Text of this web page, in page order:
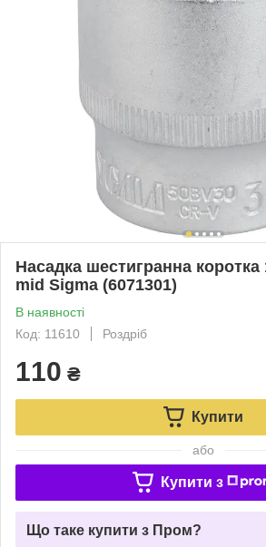
Насадка шестигранна
mid Sigma (6071301)
В наявності
Код: 11610
Роздріб
110 ₴
Купити
або
Купити з
Що таке купити з Пром?